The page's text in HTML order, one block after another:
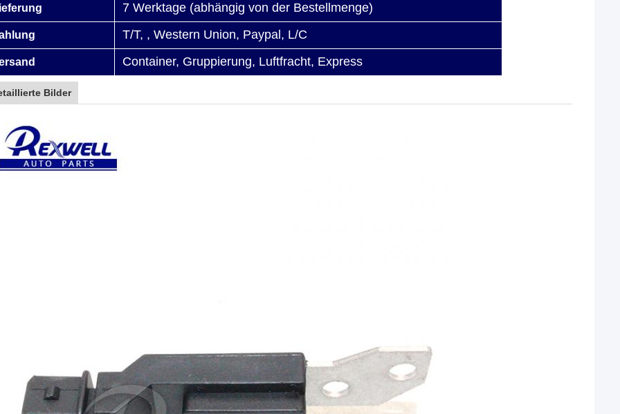
7 Werktage (abhängig von der Bestellmenge)
T/T, , Western Union, Paypal, L/C
Container, Gruppierung, Luftfracht, Express
Bilder